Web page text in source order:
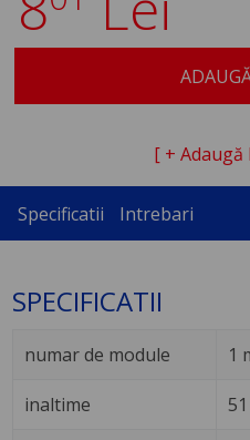
[ +
Specificatii Intrebari
SPECIFICATII
numar de module 1
inaltime